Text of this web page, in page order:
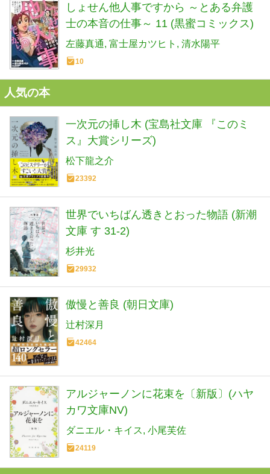
しょせん他人事ですから ～とある弁護
士の本音の仕事～ 11 (黒蜜コミックス)
左藤真通 富士屋カツヒト 清水陽平
10
人気の本
一次元の挿し木 (宝島社文庫 『このミ
ス』大賞シリーズ)
松下龍之介
23392
世界でいちばん透きとおった物語 (新潮
文庫 す 31-2)
杉井光
29932
傲慢と善良 (朝日文庫)
辻村深月
42464
アルジャーノンに花束を〔新版〕(ハヤ
カワ文庫NV)
ダニエル・キイス 小尾芙佐
24119